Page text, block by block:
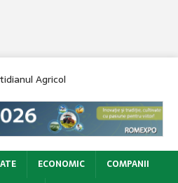
ECONOMIC
COMPANII